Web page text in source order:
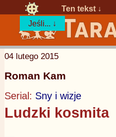
Ten tekst ↓
Jeśli... ↓
04 lutego 2015
Roman Kam
Serial: Sny i wizje
Ludzki kosmita